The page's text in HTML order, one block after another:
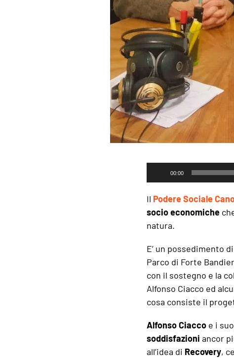
Player
00:00
Il Podere Sociale
socio economiche
natura.
E’ un possedimento
Parco di Forte
con il sostegno e la
Alfonso Ciacco ed
cosa consiste il
Alfonso Ciacco e i
soddisfazioni ancor
all’idea di Recovery,